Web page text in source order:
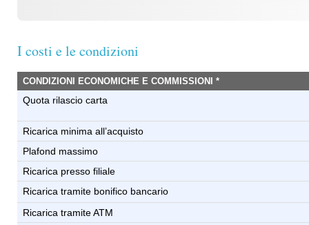
I costi e le condizioni
CONDIZIONI ECONOMICHE E COMMISSIONI *
Quota rilascio carta
Ricarica minima all’acquisto
Plafond massimo
Ricarica presso filiale
Ricarica tramite bonifico bancario
Ricarica tramite ATM